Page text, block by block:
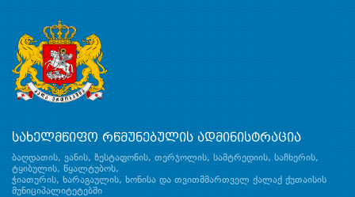
სახელმწიფო რწმუნებულის ადმინისტრაცია
ბაღდათის, ვანის, ზესტაფონის, თერჯოლის, სამტრედიის, საჩხერის,
ტყიბულის, წყალტუბოს,
ჭიათურის, ხარაგაულის, ხონისა და თვითმმართველ ქალაქ ქუთაისის
მუნიციპალიტეტებში